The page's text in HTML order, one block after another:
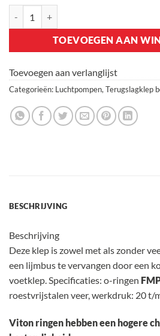
TOEVOEGEN AAN
Toevoegen aan verlanglijst
Categorieën: Luchtpompen, Terugslagklep
BESCHRIJVING
Beschrijving
Deze klep is zowel met als zonder
een lijmbus te vervangen door een
voetklep. Specificaties: o-ringen
roestvrijstalen veer, werkdruk: 20 t/
Viton ringen hebben een hogere